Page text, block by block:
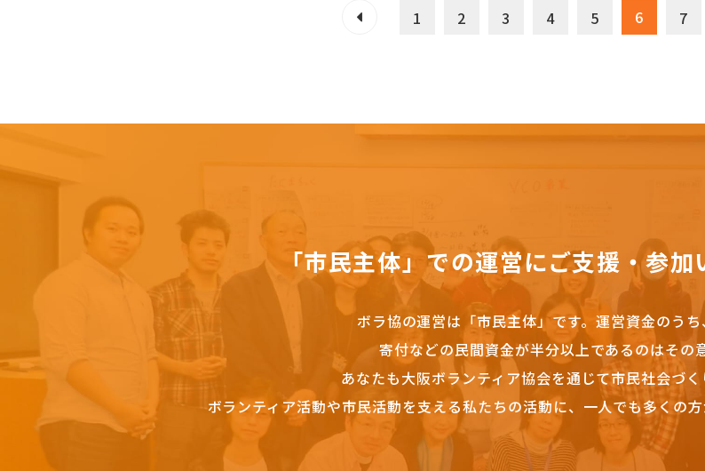
1 2 3 4 5 6 7
「市民主体」での運営にご支援・参
ボラ協の運営は「市民主体」です。 運営資金のうち
寄付などの民間資金が半分以上であるのはその
あなたも大阪ボランティア協会を通じて市民社会づ
ボランティア活動や市民活動を支える私たちの活動に、一人でも多くの